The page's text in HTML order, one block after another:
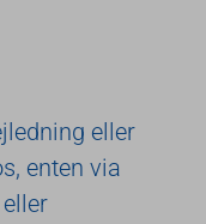
eller
enten via